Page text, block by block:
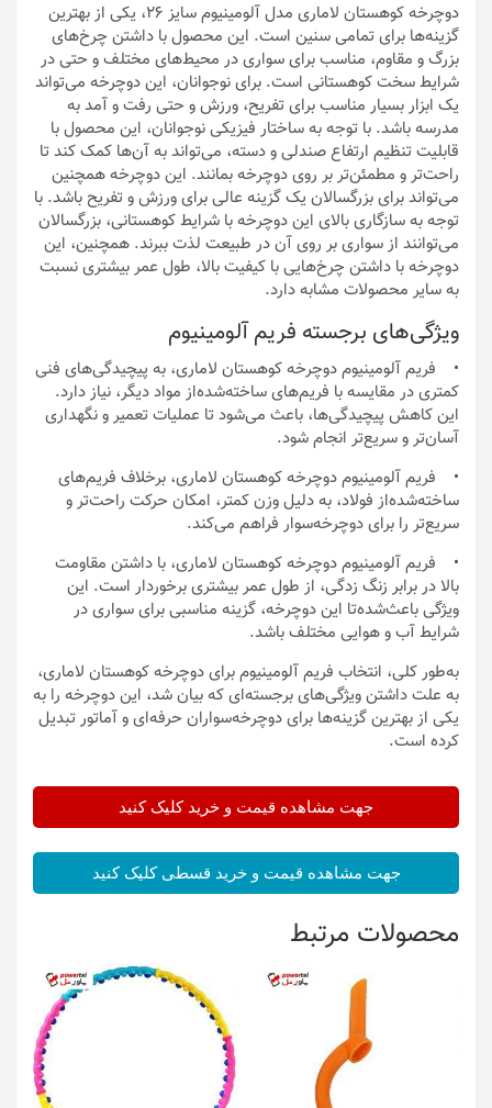
دوچرخه کوهستان لاماری مدل آلومینیوم سایز 26، یکی از بهترین
گزینه‌ها برای تمامی سنین است. این محصول با داشتن چرخ‌های
بزرگ و مقاوم، مناسب برای سواری در محیط‌های مختلف و حتی در
شرایط سخت کوهستانی است. برای نوجوانان، این دوچرخه می‌تواند
یک ابزار بسیار مناسب برای تفریح، ورزش و حتی رفت و آمد به
مدرسه باشد. با توجه به ساختار فیزیکی نوجوانان، این محصول با
قابلیت تنظیم ارتفاع صندلی و دسته، می‌تواند به آن‌ها کمک کند تا
راحت‌تر و مطمئن‌تر بر روی دوچرخه بمانند. این دوچرخه همچنین
می‌تواند برای بزرگسالان یک گزینه عالی برای ورزش و تفریح باشد. با
توجه به سازگاری بالای این دوچرخه با شرایط کوهستانی، بزرگسالان
می‌توانند از سواری بر روی آن در طبیعت لذت ببرند. همچنین، این
دوچرخه با داشتن چرخ‌هایی با کیفیت بالا، طول عمر بیشتری نسبت
به سایر محصولات مشابه دارد.
ویژگی‌های برجسته فریم آلومینیوم
• فریم آلومینیوم دوچرخه کوهستان لاماری، به پیچیدگی‌های فنی
کمتری در مقایسه با فریم‌های ساخته‌شده‌از مواد دیگر، نیاز دارد.
این کاهش پیچیدگی‌ها، باعث می‌شود تا عملیات تعمیر و نگهداری
آسان‌تر و سریع‌تر انجام شود.
• فریم آلومینیوم دوچرخه کوهستان لاماری، برخلاف فریم‌های
ساخته‌شده‌از فولاد، به دلیل وزن کمتر، امکان حرکت راحت‌تر و
سریع‌تر را برای دوچرخه‌سوار فراهم می‌کند.
• فریم آلومینیوم دوچرخه کوهستان لاماری، با داشتن مقاومت
بالا در برابر زنگ زدگی، از طول عمر بیشتری برخوردار است. این
ویژگی باعث‌شده‌تا این دوچرخه، گزینه مناسبی برای سواری در
شرایط آب و هوایی مختلف باشد.
به‌طور کلی، انتخاب فریم آلومینیوم برای دوچرخه کوهستان لاماری،
به علت داشتن ویژگی‌های برجسته‌ای که بیان شد، این دوچرخه را به
یکی از بهترین گزینه‌ها برای دوچرخه‌سواران حرفه‌ای و آماتور تبدیل
کرده است.
جهت مشاهده قیمت و خرید کلیک کنید
جهت مشاهده قیمت و خرید قسطی کلیک کنید
محصولات مرتبط